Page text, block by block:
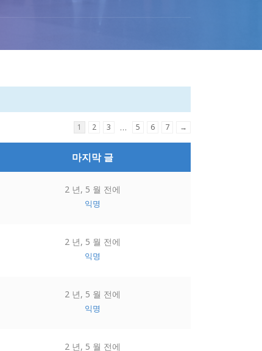
1 2 3 … 5 6 7 →
마지막 글
2 년, 5 월 전에
익명
2 년, 5 월 전에
익명
2 년, 5 월 전에
익명
2 년, 5 월 전에